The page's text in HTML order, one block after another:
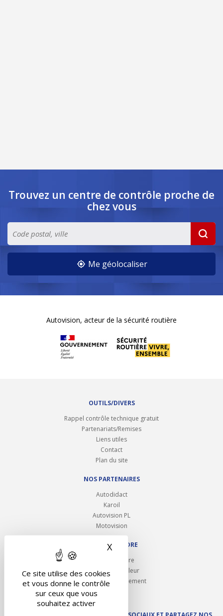
Ce site utilise des cookies
et vous donne le contrôle
sur ceux que vous
souhaitez activer
X Masquer le bandeau des
Trouvez un centre de contrôle proche de
chez vous
Me géolocaliser
Autovision, acteur de la sécurité routière
OUTILS/DIVERS
Rappel contrôle technique gratuit
Partenariats/Remises
Liens utiles
Contact
Plan du site
NOS PARTENAIRES
Autodidact
Karoil
Autovision PL
Motovision
NOUS REJOINDRE
Ouvrir un centre
Devenez contrôleur
Carrières et recrutement